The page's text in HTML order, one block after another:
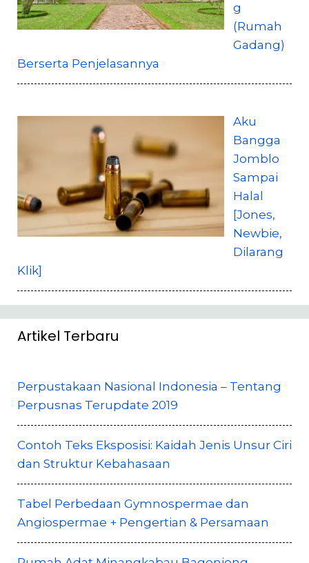
g
(Rumah
Gadang)
Berserta Penjelasannya
Aku
Bangga
Jomblo
Sampai
Halal
[Jones,
Newbie,
Dilarang
Klik]
Artikel Terbaru
Perpustakaan Nasional Indonesia – Tentang
Perpusnas Terupdate 2019
Contoh Teks Eksposisi: Kaidah Jenis Unsur Ciri
dan Struktur Kebahasaan
Tabel Perbedaan Gymnospermae dan
Angiospermae + Pengertian & Persamaan